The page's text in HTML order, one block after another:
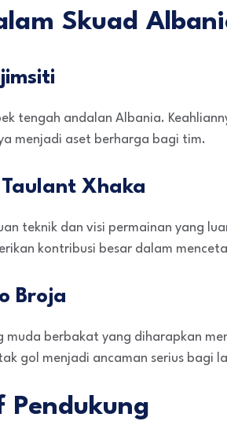
Skuad
tengah andalan Albania.
menjadi aset berharga bagi tim.
Xhaka
teknik dan visi permainan yang
kontribusi besar dalam
Broja
muda berbakat yang diharapkan
gol menjadi ancaman serius bagi
Pendukung